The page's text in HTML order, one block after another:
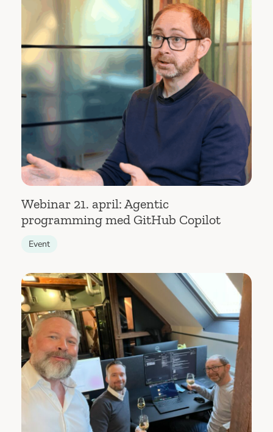
Webinar 21. april: Agentic
programming med GitHub Copilot
Event